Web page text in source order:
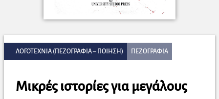
ΛΟΓΟΤΕΧΝΙΑ (ΠΕΖΟΓΡΑΦΙΑ – ΠΟΙΗΣΗ) ΠΕΖΟΓΡΑΦΙΑ
Μικρές ιστορίες για μεγάλους